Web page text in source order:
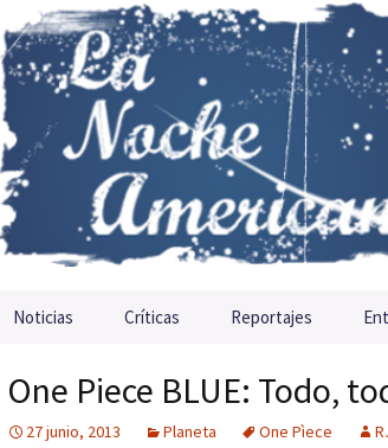
Saltar al contenido
Noticias Críticas Reportajes
One Piece BLUE: Todo,
27 junio, 2013 Planeta One Pìece